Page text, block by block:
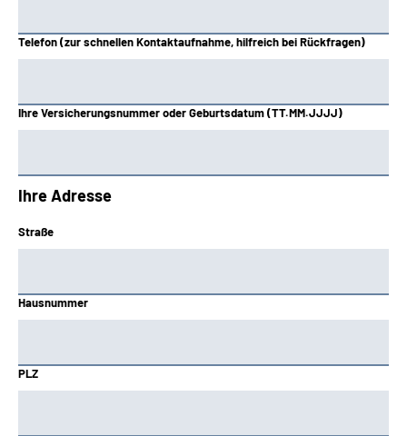
Telefon (zur schnellen Kontaktaufnahme, hilfreich bei Rückfragen)
Ihre Versicherungsnummer oder Geburtsdatum (TT.MM.JJJJ)
Ihre Adresse
Straße
Hausnummer
PLZ